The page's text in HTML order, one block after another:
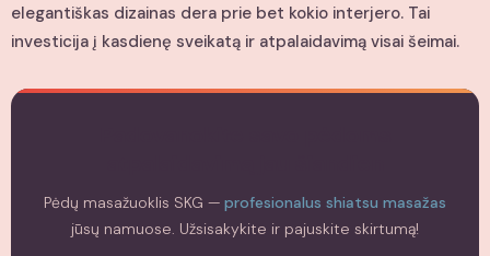
elegantiškas dizainas dera prie bet kokio interjero. Tai
investicija į kasdienę sveikatą ir atpalaidavimą visai šeimai.
Pėdų masažuoklis SKG — profesionalus shiatsu masažas
jūsų namuose. Užsisakykite ir pajuskite skirtumą!